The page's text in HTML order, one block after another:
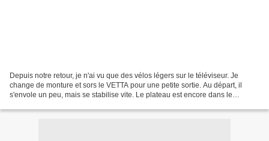
Depuis notre retour, je n'ai vu que des vélos légers sur le téléviseur. Je
change de monture et sors le VETTA pour une petite sortie. Au départ, il
s'envole un peu, mais se stabilise vite. Le plateau est encore dans le